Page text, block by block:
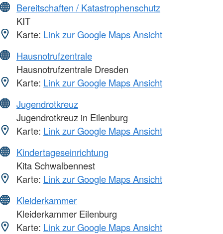
Bereitschaften / Katastrophenschutz
KIT
Karte: Link zur Google Maps Ansicht
Hausnotrufzentrale
Hausnotrufzentrale Dresden
Karte: Link zur Google Maps Ansicht
Jugendrotkreuz
Jugendrotkreuz in Eilenburg
Karte: Link zur Google Maps Ansicht
Kindertageseinrichtung
Kita Schwalbennest
Karte: Link zur Google Maps Ansicht
Kleiderkammer
Kleiderkammer Eilenburg
Karte: Link zur Google Maps Ansicht